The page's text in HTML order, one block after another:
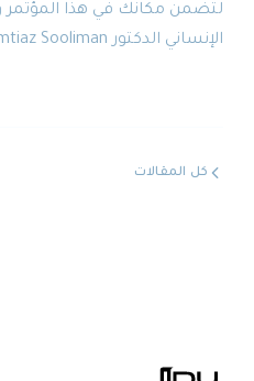
لتضمن مكانك في هذا المؤتمر
الإنساني الدكتور Imtiaz Sooliman.
كل المقالات